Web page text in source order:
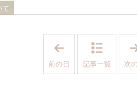
て
7
前の日 記事一覧 次